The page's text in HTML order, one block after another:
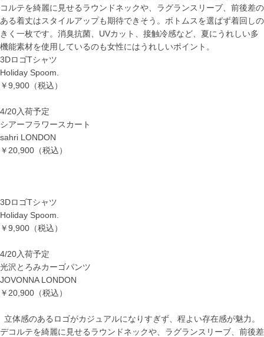
コルテを綺麗に見せるラウンドネックや、ラグランスリーブ、前後差の
ある着丈はスタイルアップも期待できそう。ボトムスを選ばず着回しの
きく一枚です。消臭抗菌、UVカット、接触冷感など、夏にうれしい多
機能素材を使用しているのも女性にはうれしいポイント。
3DロゴTシャツ
Holiday Spoom.
￥9,900 （税込）
4/20入荷予定
シアーフラワースカート
sahri LONDON
￥20,900 （税込）
3DロゴTシャツ
Holiday Spoom.
￥9,900 （税込）
4/20入荷予定
光沢とろみカーゴパンツ
JOVONNA LONDON
￥20,900 （税込）
立体感のあるロゴがカジュアルになりすぎず、程よい存在感が魅力。
デコルテを綺麗に見せるラウンドネックや、ラグランスリーブ、前後差